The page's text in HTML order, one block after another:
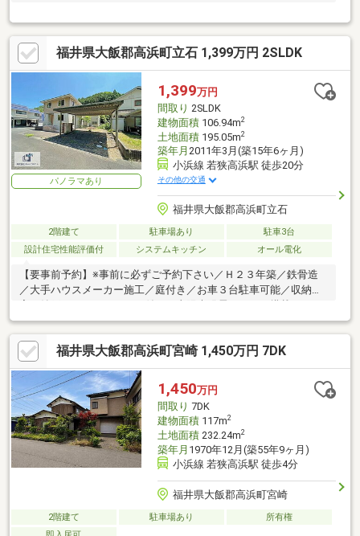
福井県大飯郡高浜町立石 1,399万円 2SLDK
パノラマあり
1,399万円
間取り 2SLDK
建物面積106.94m2
土地面積195.05m2
築年月 2011年3月(築15年6ヶ月)
小浜線 若狭高浜駅 徒歩20分
その他の交通
福井県大飯郡高浜町立石
2階建て 駐車場あり
駐車3台
設計住宅性能評価付
システムキッチン オール電化
【要事前予約】※事前に必ずご予約下さい／Ｈ２３年築／鉄骨造
／大手ハウスメーカー施工／庭付き／お車３台駐車可能／収納充
ル電化住宅／駅徒歩２０分♪
福井県大飯郡高浜町宮崎 1,450万円 7DK
1,450万円
間取り 7DK
建物面積117m2
土地面積232.24m2
築年月 1970年12月(築55年9ヶ月)
小浜線 若狭高浜駅 徒歩4分
福井県大飯郡高浜町宮崎
2階建て 駐車場あり
所有権